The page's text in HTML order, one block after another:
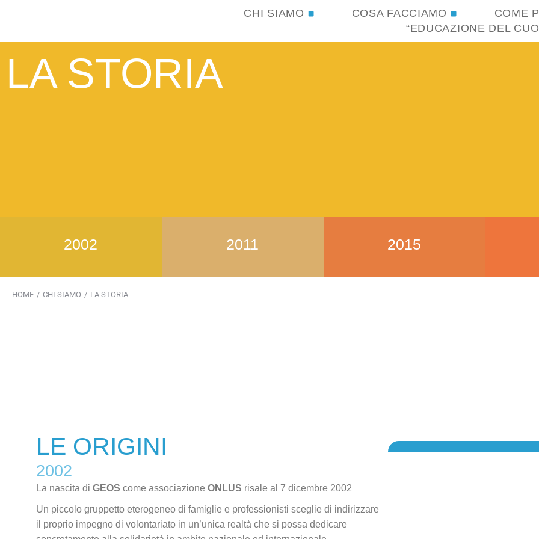
CHI SIAMO COSA FACCIAMO
COME
“EDUCAZIONE DEL
LA STORIA
2002 2011 2015
Tu sei qui:
HOME CHI SIAMO LA STORIA
LE ORIGINI
2002
La nascita di GEOS come associazione ONLUS risale al 7 dicembre 2002
Un piccolo gruppetto eterogeneo di famiglie e professionisti sceglie di indirizzare
il proprio impegno di volontariato in un’unica realtà che si possa dedicare